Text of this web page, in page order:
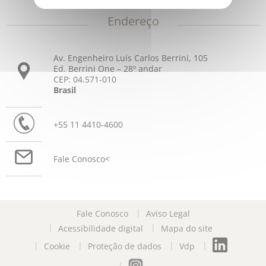
Endereço
Av. Engenheiro Luís Carlos Berrini, 105
Ed. Berrini One – 28º andar
CEP: 04.571-010
Brasil
+55 11 4410-4600
Fale Conosco<
Fale Conosco
Aviso Legal
Acessibilidade digital
Mapa do site
Cookie
Proteção de dados Vdp